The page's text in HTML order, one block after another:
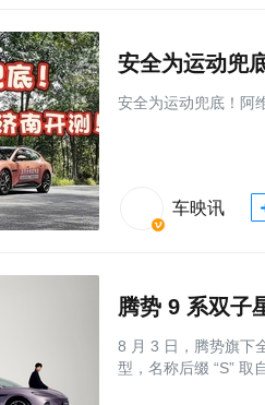
安全为运动兜
安全为运动兜底！阿
车映讯
腾势 9 系双子
8 月 3 日，腾势旗下
型，名称后缀 “S” 取